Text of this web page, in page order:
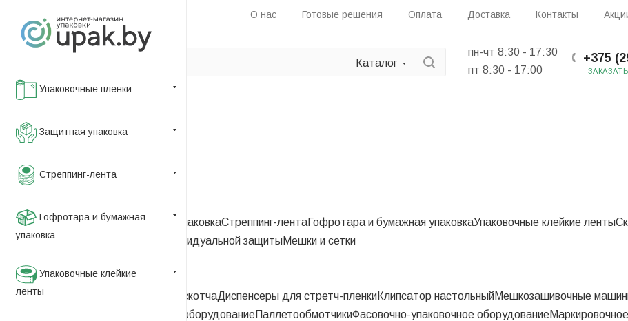
О нас Готовые решения Оплата Доставка Контакты
Каталог
пн-чт 8:30 - 17:30
пт 8:30 - 17:00
+375
Упаковочные пленки
Защитная упаковка
Стреппинг-лента
Гофротара и бумажная
упаковка
Упаковочные клейкие
ленты
Главная
Каталог
—
Упаковочные пленкиЗащитная упаковкаСтреппинг-лентаГофротара и бумажная упаковкаУпаковочные клейкие ленты
этикетка
Средства индивидуальной защитыМешки и сетки
Запайщики пакетов
Горячие столы
Диспенсеры для скотчаДиспенсеры для стретч-пленкиКлипсатор настольныйМешкозашивочные
Термоусадочное оборудованиеПаллетообмотчикиФасовочно-упаковочное оборудование